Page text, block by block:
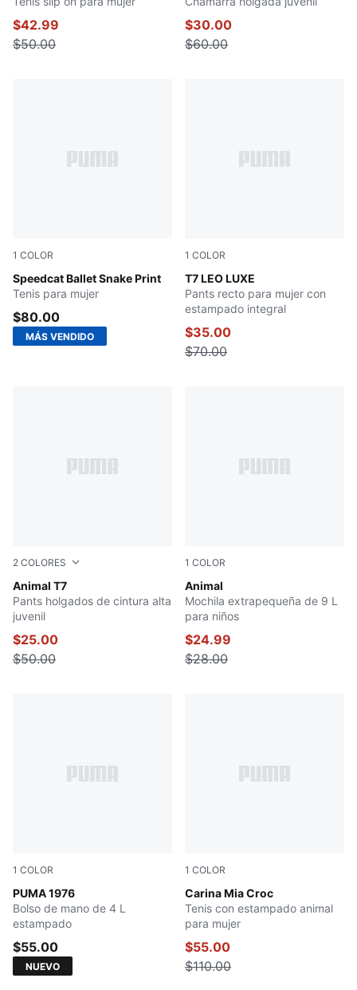
$42.99
$50.00
$30.00
$60.00
1 COLOR
Speedcat Ballet Snake Print
PUMA Black-Vapor Gray
Tenis para mujer
$80.00
MÁS VENDIDO
1 COLOR
T7 LEO LUXE
Alpine Snow-Ice Coffee
Pants recto para mujer con
estampado integral
$35.00
$70.00
2 COLORES
Animal T7
PUMA BLACK
Pants holgados de cintura alta
juvenil
$25.00
$50.00
1 COLOR
Animal
Sand Dune-Animal AOP
Mochila extrapequeña de 9 L
para niños
$24.99
$28.00
1 COLOR
PUMA 1976
PUMA White-PUMA Black
Bolso de mano de 4 L
estampado
$55.00
NUEVO
1 COLOR
Carina Mia Croc
PUMA White-PUMA Black
Tenis con estampado animal
para mujer
$55.00
$110.00